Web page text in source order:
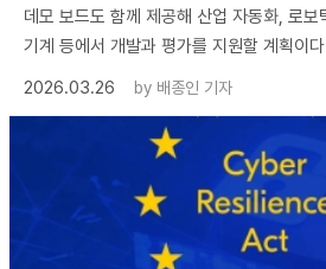
데모 보드도 함께 제공해 산업 자동화, 로
기계 등에서 개발과 평가를 지원할 계획이
2026.03.26
by 배종인 기자